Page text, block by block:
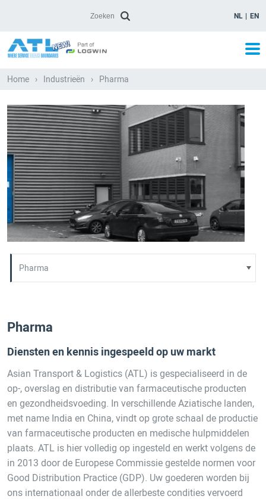
NL EN
Home › Industrieën › Pharma
Pharma
Diensten en kennis ingespeeld op uw markt
Asian Transport & Logistics (ATL) is gespecialiseerd in de
op-, overslag en distributie van farmaceutische producten
en gezondheidsvoeding. In verschillende Aziatische landen,
met name India en China, vindt op grote schaal de productie
van farmaceutische producten en medische hulpmiddelen
plaats. ATL is hier volledig op ingesteld en werkt volgens de
in 2013 door de Europese Commissie gestelde normen voor
Good Distribution Practice (GDP). Uw goederen worden bij
ons internationaal onder de allerbeste condities vervoerd